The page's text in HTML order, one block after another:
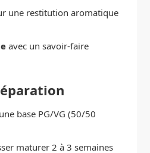
une restitution aromatique
avec un savoir-faire
base PG/VG (50/50
maturer 2 à 3 semaines